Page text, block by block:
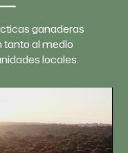
ganaderas
tanto al medio
locales.